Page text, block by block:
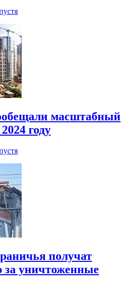
масштабный
году
получат
уничтоженные